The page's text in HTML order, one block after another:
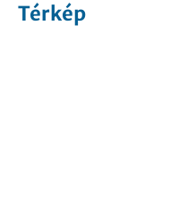
Térkép